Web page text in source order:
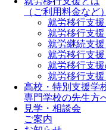
（ご利用料金など）
就労移行支
就労移行支援
就労継続支援
就労移行支
就労移行支
就労移行支
高校・特別支援学
専門学校の先生方
見学・相談会
ご案内